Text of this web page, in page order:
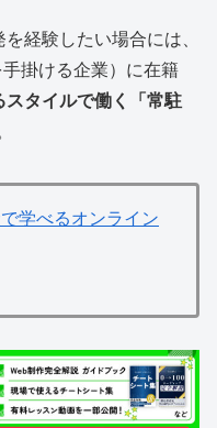
経験したい場合には、
掛ける企業）に在籍
スタイルで働く「常駐
学べるオンライン